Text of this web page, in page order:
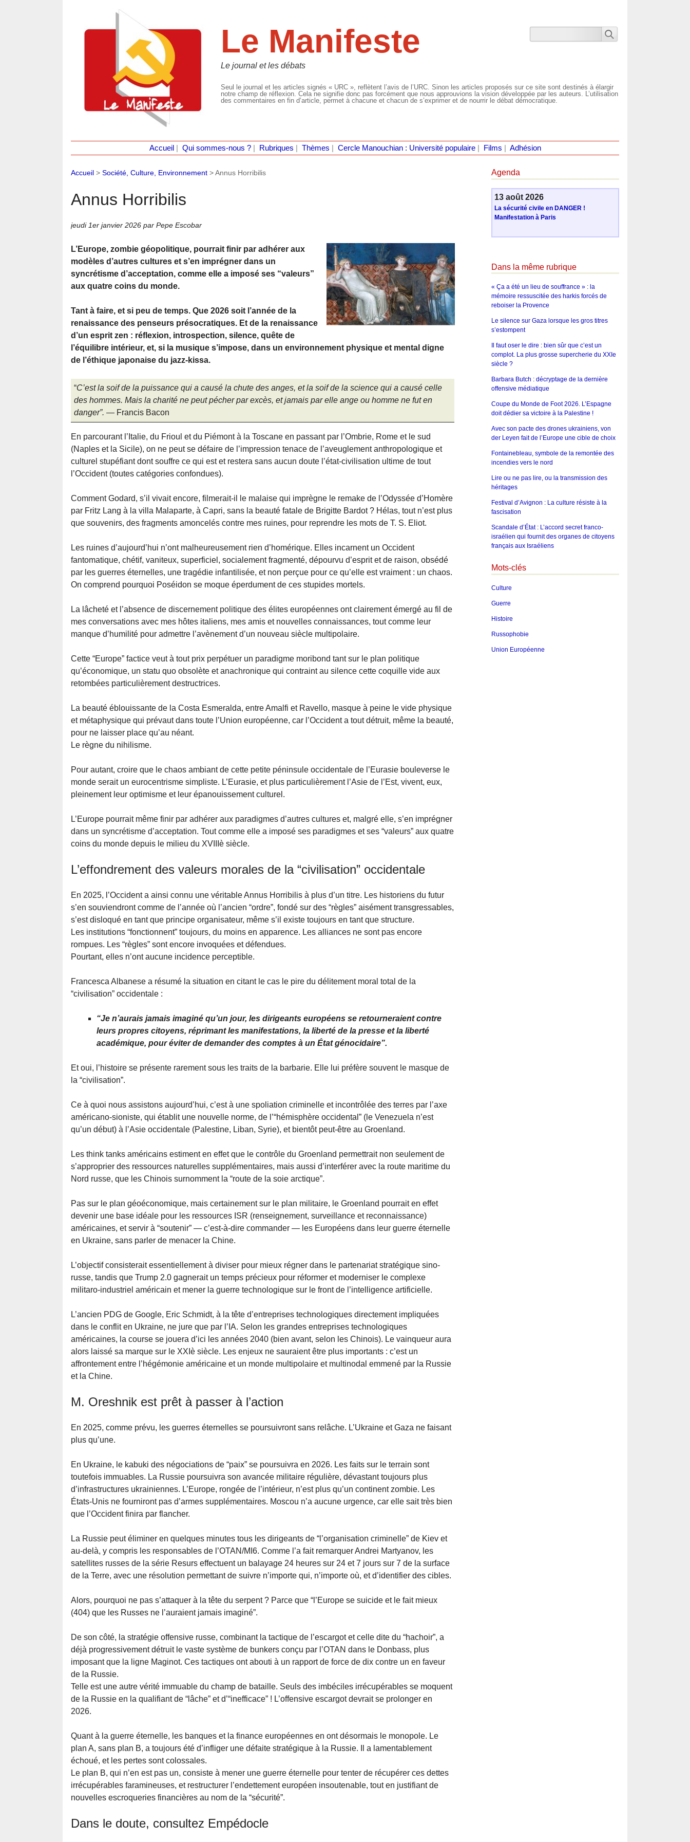
Le Manifeste
Le journal et les débats
Seul le journal et les articles signés « URC », reflètent l’avis de l’URC. Sinon les articles proposés sur ce site sont destinés à élargir
notre champ de réflexion. Cela ne signifie donc pas forcément que nous approuvions la vision développée par les auteurs. L’utilisation
des commentaires en fin d’article, permet à chacune et chacun de s’exprimer et de nourrir le débat démocratique.
Accueil Qui sommes-nous ?| Rubriques Thèmes Cercle Manouchian : Université populaire| Films Adhésion
Accueil > Société, Culture, Environnement >Annus Horribilis
Annus Horribilis
jeudi 1er janvier 2026 par Pepe Escobar
L’Europe, zombie géopolitique, pourrait finir par adhérer aux
modèles d’autres cultures et s’en imprégner dans un
syncrétisme d’acceptation, comme elle a imposé ses “valeurs”
aux quatre coins du monde.
Tant à faire, et si peu de temps. Que 2026 soit l’année de la
renaissance des penseurs présocratiques. Et de la renaissance
d’un esprit zen : réflexion, introspection, silence, quête de
l’équilibre intérieur, et, si la musique s’impose, dans un environnement physique et mental digne
de l’éthique japonaise du jazz-kissa.
“C’est la soif de la puissance qui a causé la chute des anges, et la soif de la science qui a causé celle
des hommes. Mais la charité ne peut pécher par excès, et jamais par elle ange ou homme ne fut en
danger”. — Francis Bacon
En parcourant l’Italie, du Frioul et du Piémont à la Toscane en passant par l’Ombrie, Rome et le sud
(Naples et la Sicile), on ne peut se défaire de l’impression tenace de l’aveuglement anthropologique et
culturel stupéfiant dont souffre ce qui est et restera sans aucun doute l’état-civilisation ultime de tout
l’Occident (toutes catégories confondues).
Comment Godard, s’il vivait encore, filmerait-il le malaise qui imprègne le remake de l’Odyssée d’Homère
par Fritz Lang à la villa Malaparte, à Capri, sans la beauté fatale de Brigitte Bardot ? Hélas, tout n’est plus
que souvenirs, des fragments amoncelés contre mes ruines, pour reprendre les mots de T. S. Eliot.
Les ruines d’aujourd’hui n’ont malheureusement rien d’homérique. Elles incarnent un Occident
fantomatique, chétif, vaniteux, superficiel, socialement fragmenté, dépourvu d’esprit et de raison, obsédé
par les guerres éternelles, une tragédie infantilisée, et non perçue pour ce qu’elle est vraiment : un chaos.
On comprend pourquoi Poséidon se moque éperdument de ces stupides mortels.
La lâcheté et l’absence de discernement politique des élites européennes ont clairement émergé au fil de
mes conversations avec mes hôtes italiens, mes amis et nouvelles connaissances, tout comme leur
manque d’humilité pour admettre l’avènement d’un nouveau siècle multipolaire.
Cette “Europe” factice veut à tout prix perpétuer un paradigme moribond tant sur le plan politique
qu’économique, un statu quo obsolète et anachronique qui contraint au silence cette coquille vide aux
retombées particulièrement destructrices.
La beauté éblouissante de la Costa Esmeralda, entre Amalfi et Ravello, masque à peine le vide physique
et métaphysique qui prévaut dans toute l’Union européenne, car l’Occident a tout détruit, même la beauté,
pour ne laisser place qu’au néant.
Le règne du nihilisme.
Pour autant, croire que le chaos ambiant de cette petite péninsule occidentale de l’Eurasie bouleverse le
monde serait un eurocentrisme simpliste. L’Eurasie, et plus particulièrement l’Asie de l’Est, vivent, eux,
pleinement leur optimisme et leur épanouissement culturel.
L’Europe pourrait même finir par adhérer aux paradigmes d’autres cultures et, malgré elle, s’en imprégner
dans un syncrétisme d’acceptation. Tout comme elle a imposé ses paradigmes et ses “valeurs” aux quatre
coins du monde depuis le milieu du XVIIIè siècle.
L’effondrement des valeurs morales de la “civilisation” occidentale
En 2025, l’Occident a ainsi connu une véritable Annus Horribilis à plus d’un titre. Les historiens du futur
s’en souviendront comme de l’année où l’ancien “ordre”, fondé sur des “règles” aisément transgressables,
s’est disloqué en tant que principe organisateur, même s’il existe toujours en tant que structure.
Les institutions “fonctionnent” toujours, du moins en apparence. Les alliances ne sont pas encore
rompues. Les “règles” sont encore invoquées et défendues.
Pourtant, elles n’ont aucune incidence perceptible.
Francesca Albanese a résumé la situation en citant le cas le pire du délitement moral total de la
“civilisation” occidentale :
“Je n’aurais jamais imaginé qu’un jour, les dirigeants européens se retourneraient contre
leurs propres citoyens, réprimant les manifestations, la liberté de la presse et la liberté
académique, pour éviter de demander des comptes à un État génocidaire”.
Et oui, l’histoire se présente rarement sous les traits de la barbarie. Elle lui préfère souvent le masque de
la “civilisation”.
Ce à quoi nous assistons aujourd’hui, c’est à une spoliation criminelle et incontrôlée des terres par l’axe
américano-sioniste, qui établit une nouvelle norme, de l’“hémisphère occidental” (le Venezuela n’est
qu’un début) à l’Asie occidentale (Palestine, Liban, Syrie), et bientôt peut-être au Groenland.
Les think tanks américains estiment en effet que le contrôle du Groenland permettrait non seulement de
s’approprier des ressources naturelles supplémentaires, mais aussi d’interférer avec la route maritime du
Nord russe, que les Chinois surnomment la “route de la soie arctique”.
Pas sur le plan géoéconomique, mais certainement sur le plan militaire, le Groenland pourrait en effet
devenir une base idéale pour les ressources ISR (renseignement, surveillance et reconnaissance)
américaines, et servir à “soutenir” — c’est-à-dire commander — les Européens dans leur guerre éternelle
en Ukraine, sans parler de menacer la Chine.
L’objectif consisterait essentiellement à diviser pour mieux régner dans le partenariat stratégique sino-
russe, tandis que Trump 2.0 gagnerait un temps précieux pour réformer et moderniser le complexe
militaro-industriel américain et mener la guerre technologique sur le front de l’intelligence artificielle.
L’ancien PDG de Google, Eric Schmidt, à la tête d’entreprises technologiques directement impliquées
dans le conflit en Ukraine, ne jure que par l’IA. Selon les grandes entreprises technologiques
américaines, la course se jouera d’ici les années 2040 (bien avant, selon les Chinois). Le vainqueur aura
alors laissé sa marque sur le XXIè siècle. Les enjeux ne sauraient être plus importants : c’est un
affrontement entre l’hégémonie américaine et un monde multipolaire et multinodal emmené par la Russie
et la Chine.
M. Oreshnik est prêt à passer à l’action
En 2025, comme prévu, les guerres éternelles se poursuivront sans relâche. L’Ukraine et Gaza ne faisant
plus qu’une.
En Ukraine, le kabuki des négociations de “paix” se poursuivra en 2026. Les faits sur le terrain sont
toutefois immuables. La Russie poursuivra son avancée militaire régulière, dévastant toujours plus
d’infrastructures ukrainiennes. L’Europe, rongée de l’intérieur, n’est plus qu’un continent zombie. Les
États-Unis ne fourniront pas d’armes supplémentaires. Moscou n’a aucune urgence, car elle sait très bien
que l’Occident finira par flancher.
La Russie peut éliminer en quelques minutes tous les dirigeants de “l’organisation criminelle” de Kiev et
au-delà, y compris les responsables de l’OTAN/MI6. Comme l’a fait remarquer Andrei Martyanov, les
satellites russes de la série Resurs effectuent un balayage 24 heures sur 24 et 7 jours sur 7 de la surface
de la Terre, avec une résolution permettant de suivre n’importe qui, n’importe où, et d’identifier des cibles.
Alors, pourquoi ne pas s’attaquer à la tête du serpent ? Parce que “l’Europe se suicide et le fait mieux
(404) que les Russes ne l’auraient jamais imaginé”.
De son côté, la stratégie offensive russe, combinant la tactique de l’escargot et celle dite du “hachoir”, a
déjà progressivement détruit le vaste système de bunkers conçu par l’OTAN dans le Donbass, plus
imposant que la ligne Maginot. Ces tactiques ont abouti à un rapport de force de dix contre un en faveur
de la Russie.
Telle est une autre vérité immuable du champ de bataille. Seuls des imbéciles irrécupérables se moquent
de la Russie en la qualifiant de “lâche” et d’“inefficace” ! L’offensive escargot devrait se prolonger en
2026.
Quant à la guerre éternelle, les banques et la finance européennes en ont désormais le monopole. Le
plan A, sans plan B, a toujours été d’infliger une défaite stratégique à la Russie. Il a lamentablement
échoué, et les pertes sont colossales.
Le plan B, qui n’en est pas un, consiste à mener une guerre éternelle pour tenter de récupérer ces dettes
irrécupérables faramineuses, et restructurer l’endettement européen insoutenable, tout en justifiant de
nouvelles escroqueries financières au nom de la “sécurité”.
Dans le doute, consultez Empédocle
Agenda
13 août 2026
La sécurité civile en DANGER !
Manifestation à Paris
Dans la même rubrique
« Ça a été un lieu de souffrance » : la
mémoire ressuscitée des harkis forcés de
reboiser la Provence
Le silence sur Gaza lorsque les gros titres
s’estompent
Il faut oser le dire : bien sûr que c’est un
complot. La plus grosse supercherie du XXIe
siècle ?
Barbara Butch : décryptage de la dernière
offensive médiatique
Coupe du Monde de Foot 2026. L’Espagne
doit dédier sa victoire à la Palestine !
Avec son pacte des drones ukrainiens, von
der Leyen fait de l’Europe une cible de choix
Fontainebleau, symbole de la remontée des
incendies vers le nord
Lire ou ne pas lire, ou la transmission des
héritages
Festival d’Avignon : La culture résiste à la
fascisation
Scandale d’État : L’accord secret franco-
israélien qui fournit des organes de citoyens
français aux Israéliens
Mots-clés
Culture
Guerre
Histoire
Russophobie
Union Européenne